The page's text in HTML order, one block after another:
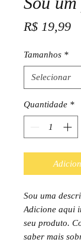
R$ 19,99
Tamanhos *
Quantidade *
Sou uma
Adicione aqui
seu produto.
saber mais